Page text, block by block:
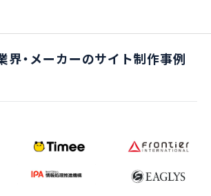
界・メーカーのサイト制作事例